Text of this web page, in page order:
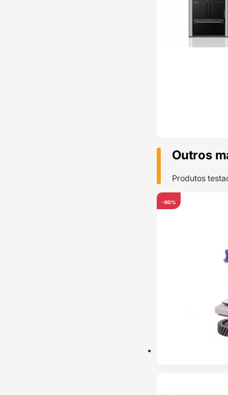
Outros
Produtos
-60%